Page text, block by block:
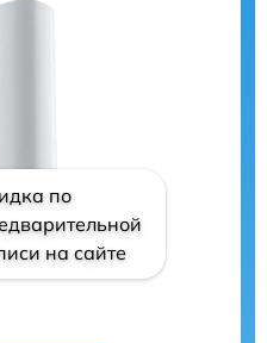
по
на сайте